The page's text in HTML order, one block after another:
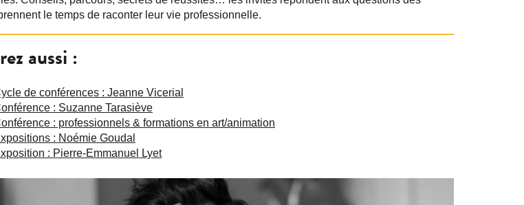
le temps de raconter leur vie professionnelle.
aussi :
de conférences : Jeanne Vicerial
: Suzanne Tarasiève
: professionnels & formations en art/animation
: Noémie Goudal
: Pierre‑Emmanuel Lyet